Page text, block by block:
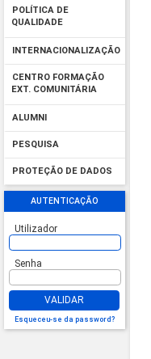
POLÍTICA DE
QUALIDADE
INTERNACIONALIZAÇÃO
CENTRO FORMAÇÃO
EXT. COMUNITÁRIA
ALUMNI
PESQUISA
PROTEÇÃO DE DADOS
AUTENTICAÇÃO
Utilizador
Senha
VALIDAR
Esqueceu-se da password?